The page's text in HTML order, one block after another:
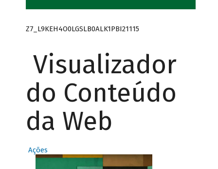
Z7_L9KEH4O0LGSLB0ALK1PBI21115
Visualizador
do Conteúdo
da Web
Ações